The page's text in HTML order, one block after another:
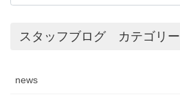
スタッフブログ カテゴリー
news